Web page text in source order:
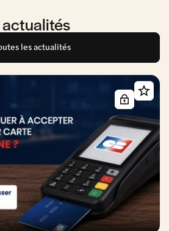
les actualités